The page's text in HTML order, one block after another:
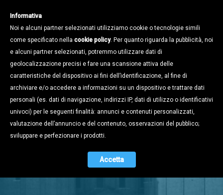
Stampa e
Territorio
Informativa
Noi e alcuni partner selezionati utilizziamo cookie o tecnologie simili
come specificato nella cookie policy. Per quanto riguarda la pubblicità, noi
e alcuni partner selezionati, potremmo utilizzare dati di
geolocalizzazione precisi e fare una scansione attiva delle
caratteristiche del dispositivo ai fini dell’identificazione, al fine di
archiviare e/o accedere a informazioni su un dispositivo e trattare dati
personali (es. dati di navigazione, indirizzi IP, dati di utilizzo o identificativi
univoci) per le seguenti finalità: annunci e contenuti personalizzati,
valutazione dell’annuncio e del contenuto, osservazioni del pubblico;
sviluppare e perfezionare i prodotti.
Accetta